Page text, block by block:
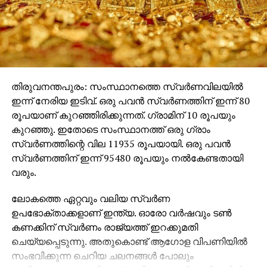
ബി.ജെ.പി. തീര്‍ത്തും നിസ്സഹായരും നിരായുധരുമായി.
അത് മലപ്പുറത്തിന്റെ മതേതര മനസ്സിന്റെ
വിജയമായിരുന്നു.
രണ്ടാമത്തെ കാര്യം, തികച്ചും രാഷ്ട്രീയമായ
പ്രചാരണത്തിലൂടെ കളം നിറഞ്ഞു നിന്ന ഒരു
തെരഞ്ഞെടുപ്പില്‍ വ്യക്തമായ രാഷ്ട്രീയ
നിലപാടുകളോടെ മലപ്പുറം വിധിയെഴുതി എന്നതാണ്.
ലോകസഭാ തെരഞ്ഞടുപ്പായതിനാല്‍ ദേശീയ
രാഷ്ട്രീയവും മോദി ഭരണത്തിന്റെ കെടുതികളും
ഫാസിസത്തിന്റെ വളര്‍ച്ചയും അത് രാജ്യത്തിന്
എത്രമാത്രം ഭീഷണി ഉയര്‍ത്തുന്നുവെന്നും ചര്‍ച്ച
ചെയ്തിട്ടുണ്ട്. ഒപ്പം ഇടതുപക്ഷ മുന്നണിയുടെ
അതിക്രമങ്ങളും കേസുകള്‍ ചാര്‍ജ് ചെയ്യുന്നതിലെ
ഇരട്ടത്താപ്പും വര്‍ഗീയ രാഷ്ട്രീയ കൊലപാതകങ്ങളും
പൊതുവിതരണ സമ്പ്രദായം തകര്‍ന്നതും
നിത്യോപയോഗ സാധനങ്ങളുടെ വിലക്കയറ്റവും
സ്വാഭാവികമായും പ്രചരണരംഗത്ത് നിറഞ്ഞു
തിരുവനന്തപുരം: സംസ്ഥാനത്തെ സ്വര്‍ണവിലയില്‍
ഇന്ന് നേരിയ ഇടിവ്. ഒരു പവന്‍ സ്വര്‍ണത്തിന് ഇന്ന് 80
രൂപയാണ് കുറഞ്ഞിരിക്കുന്നത്. ഗ്രാമിന് 10 രൂപയും
കുറഞ്ഞു. ഇതോടെ സംസ്ഥാനത്ത് ഒരു ഗ്രാം
സ്വര്‍ണത്തിന്റെ വില 11935 രൂപയായി. ഒരു പവന്‍
സ്വര്‍ണത്തിന് ഇന്ന് 95480 രൂപയും നല്‍കേണ്ടതായി
വരും.
ലോകത്തെ ഏറ്റവും വലിയ സ്വര്‍ണ
ഉപഭോക്താക്കളാണ് ഇന്ത്യ. ഓരോ വര്‍ഷവും ടണ്‍
കണക്കിന് സ്വര്‍ണം രാജ്യത്ത് ഇറക്കുമതി
ചെയ്യപ്പെടുന്നു. അതുകൊണ്ട് ആഗോള വിപണിയില്‍
സംഭവിക്കുന്ന ചെറിയ ചലനങ്ങള്‍ പോലും